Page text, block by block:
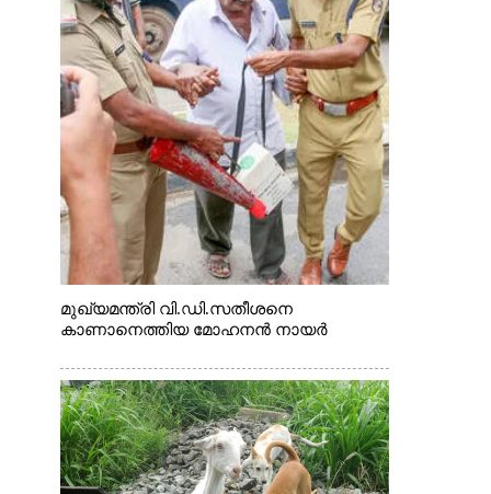
മുഖ്യമന്ത്രി വി.ഡി.സതീശനെ
കാണാനെത്തിയ മോഹനൻ നായർ